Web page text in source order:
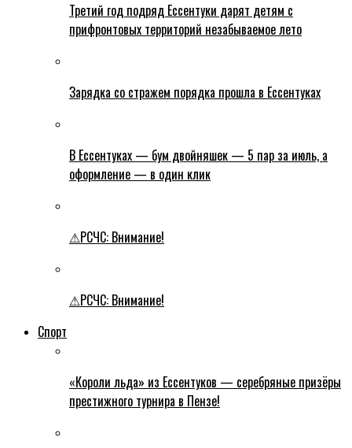
Третий год подряд Ессентуки дарят детям с
прифронтовых территорий незабываемое лето
Зарядка со стражем порядка прошла в Ессентуках
В Ессентуках — бум двойняшек — 5 пар за июль, а
оформление — в один клик
⚠РСЧС: Внимание!
⚠РСЧС: Внимание!
Спорт
«Короли льда» из Ессентуков — серебряные призёры
престижного турнира в Пензе!